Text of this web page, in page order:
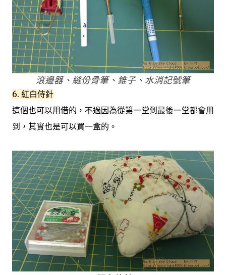
滾邊器、縫份骨筆、錐子、水消記號筆
6. 紅白侍針
這個也可以用借的，不過因為從第一堂到最後一堂都會用
到，其實也是可以買一盒的。